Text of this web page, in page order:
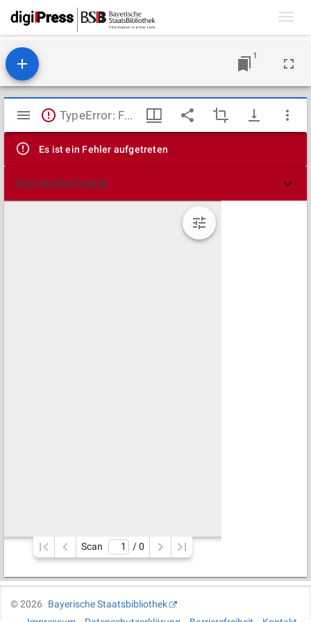
1
Mirador
Viewer
TypeError: Failed to fetch
Es ist ein Fehler aufgetreten
Technische Details
Scan / 0
©2026
Bayerische Staatsbibliothek